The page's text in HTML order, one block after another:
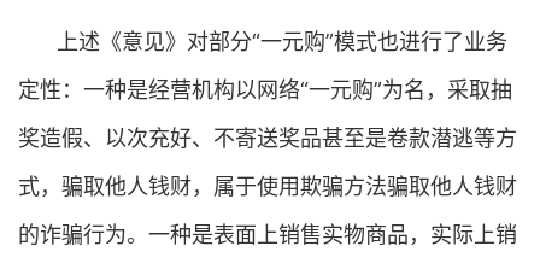
上述《意见》对部分“一元购”模式也进行了业务
定性：一种是经营机构以网络“一元购”为名，采取抽
奖造假、以次充好、不寄送奖品甚至是卷款潜逃等方
式，骗取他人钱财，属于使用欺骗方法骗取他人钱财
的诈骗行为。一种是表面上销售实物商品，实际上销